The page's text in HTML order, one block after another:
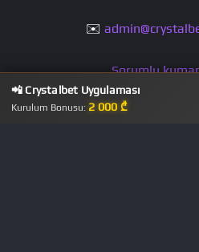
✉️
Sorumlu
Şartlar ve
📲 Crystalbet Uygulaması
Kurulum Bonusu: 2 000 ₾